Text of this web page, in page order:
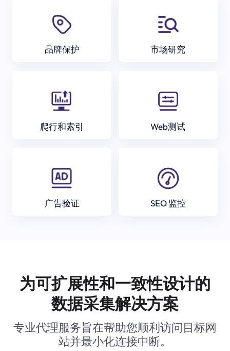
品牌保护 市场研究
爬行和索引 Web测试
广告验证 SEO 监控
为可扩展性和一致性设计的
数据采集解决方案
专业代理服务旨在帮助您顺利访问目标网
站并最小化连接中断。